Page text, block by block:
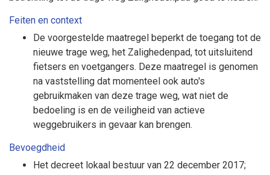
Feiten en context
De voorgestelde maatregel beperkt de toegang tot de
nieuwe trage weg, het Zalighedenpad, tot uitsluitend
fietsers en voetgangers. Deze maatregel is genomen
na vaststelling dat momenteel ook auto's
gebruikmaken van deze trage weg, wat niet de
bedoeling is en de veiligheid van actieve
weggebruikers in gevaar kan brengen.
Bevoegdheid
Het decreet lokaal bestuur van 22 december 2017;